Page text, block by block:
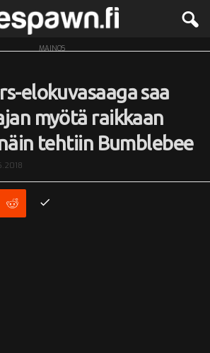
MAINOS
elokuvasaaga saa
myötä raikkaan
tehtiin Bumblebee